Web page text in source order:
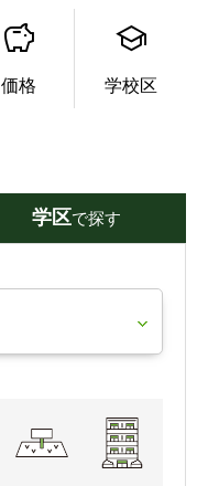
価格 学校区
学区で探す